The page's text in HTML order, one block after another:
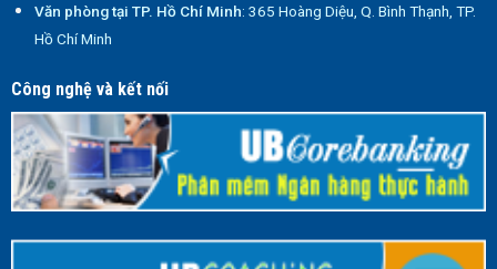
Văn phòng tại TP. Hồ Chí Minh: 365 Hoàng Diệu, Q. Bình Thạnh, TP.
Hồ Chí Minh
Công nghệ và kết nối